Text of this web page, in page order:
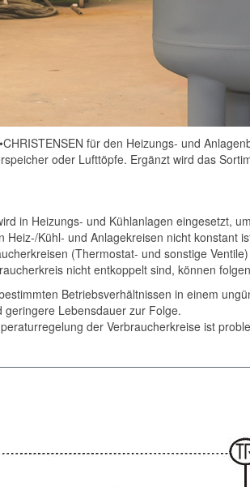
für den Heizungs- und
oder Lufttöpfe. Ergänzt wird das
in Heizungs- und Kühl­anlagen eingesetzt,
Heiz-/Kühl- und Anlagekreisen nicht
(Thermostat- und sonstige
nicht entkoppelt sind, können
Betriebs­verhältnissen in einem
geringere ­Lebensdauer zur Folge.
der Verbraucher­kreise ist